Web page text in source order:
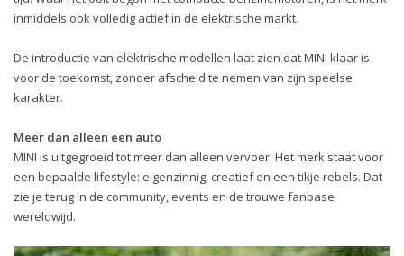
inmiddels ook volledig actief in de elektrische markt.
De introductie van elektrische modellen laat zien dat MINI klaar is
voor de toekomst, zonder afscheid te nemen van zijn speelse
karakter.
Meer dan alleen een auto
MINI is uitgegroeid tot meer dan alleen vervoer. Het merk staat voor
een bepaalde lifestyle: eigenzinnig, creatief en een tikje rebels. Dat
zie je terug in de community, events en de trouwe fanbase
wereldwijd.